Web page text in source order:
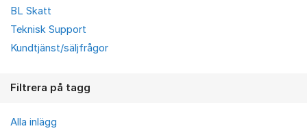
BL Skatt
Teknisk Support
Kundtjänst/säljfrågor
Filtrera på tagg
Alla inlägg